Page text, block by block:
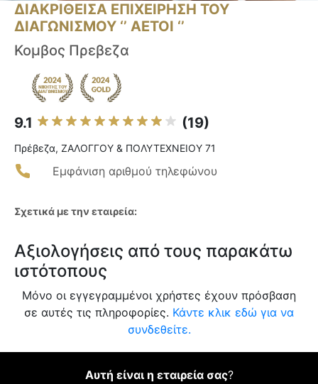
ΔΙΑΚΡΙΘΕΙΣΑ ΕΠΙΧΕΙΡΗΣΗ ΤΟΥ
ΔΙΑΓΩΝΙΣΜΟΥ ‘’ ΑΕΤΟΙ ‘’
Κομβος Πρεβεζα
9.1 (19)
Πρέβεζα, ΖΑΛΟΓΓΟΥ & ΠΟΛΥΤΕΧΝΕΙΟΥ 71
Εμφάνιση αριθμού τηλεφώνου
Σχετικά με την εταιρεία:
Αξιολογήσεις από τους παρακάτω
ιστότοπους
Μόνο οι εγγεγραμμένοι χρήστες έχουν πρόσβαση
σε αυτές τις πληροφορίες. Κάντε κλικ εδώ για να
συνδεθείτε.
Αυτή είναι η εταιρεία σας?